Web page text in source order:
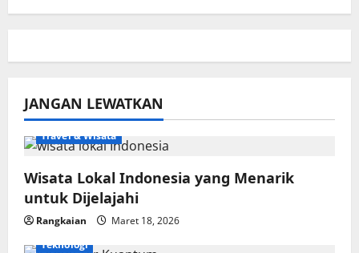
JANGAN LEWATKAN
Travel & Wisata
Wisata Lokal Indonesia yang Menarik
untuk Dijelajahi
Rangkaian
Maret 18, 2026
Teknologi